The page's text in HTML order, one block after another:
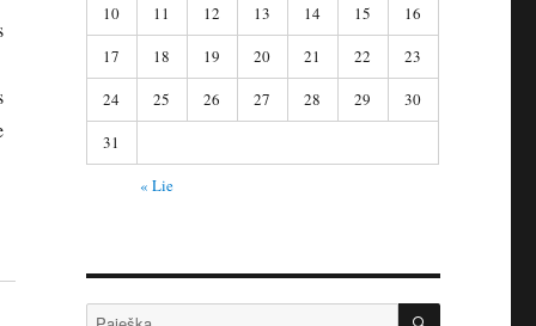
10
11 12 13 14 15
16
17
18 19 20 21 22
23
24
25 26 27 28 29
30
31
« Lie
Ieškoti: IEŠKOTI